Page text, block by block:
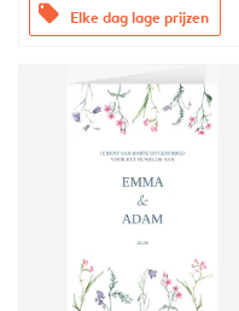
offers Elke dag lage prijzen